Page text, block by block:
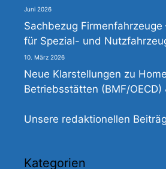
Juni 2026
Sachbezug Firmenfahrzeuge
für Spezial- und
10. März 2026
Neue Klarstellungen zu
Betriebsstätten (BMF/OECD)
Unsere redaktionellen
Kategorien